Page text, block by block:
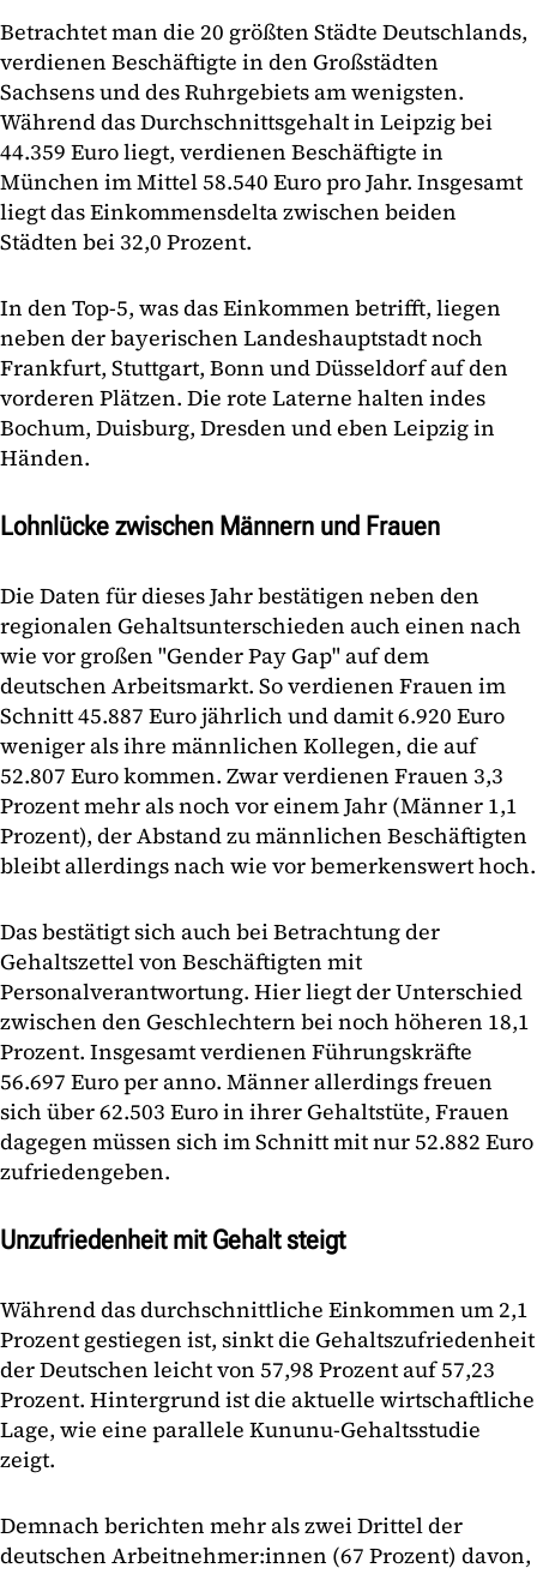
Betrachtet man die 20 größten Städte Deutschlands,
verdienen Beschäftigte in den Großstädten
Sachsens und des Ruhrgebiets am wenigsten.
Während das Durchschnittsgehalt in Leipzig bei
44.359 Euro liegt, verdienen Beschäftigte in
München im Mittel 58.540 Euro pro Jahr. Insgesamt
liegt das Einkommensdelta zwischen beiden
Städten bei 32,0 Prozent.
In den Top-5, was das Einkommen betrifft, liegen
neben der bayerischen Landeshauptstadt noch
Frankfurt, Stuttgart, Bonn und Düsseldorf auf den
vorderen Plätzen. Die rote Laterne halten indes
Bochum, Duisburg, Dresden und eben Leipzig in
Händen.
Lohnlücke zwischen Männern und Frauen
Die Daten für dieses Jahr bestätigen neben den
regionalen Gehaltsunterschieden auch einen nach
wie vor großen "Gender Pay Gap" auf dem
deutschen Arbeitsmarkt. So verdienen Frauen im
Schnitt 45.887 Euro jährlich und damit 6.920 Euro
weniger als ihre männlichen Kollegen, die auf
52.807 Euro kommen. Zwar verdienen Frauen 3,3
Prozent mehr als noch vor einem Jahr (Männer 1,1
Prozent), der Abstand zu männlichen Beschäftigten
bleibt allerdings nach wie vor bemerkenswert hoch.
Das bestätigt sich auch bei Betrachtung der
Gehaltszettel von Beschäftigten mit
Personalverantwortung. Hier liegt der Unterschied
zwischen den Geschlechtern bei noch höheren 18,1
Prozent. Insgesamt verdienen Führungskräfte
56.697 Euro per anno. Männer allerdings freuen
sich über 62.503 Euro in ihrer Gehaltstüte, Frauen
dagegen müssen sich im Schnitt mit nur 52.882 Euro
zufriedengeben.
Unzufriedenheit mit Gehalt steigt
Während das durchschnittliche Einkommen um 2,1
Prozent gestiegen ist, sinkt die Gehaltszufriedenheit
der Deutschen leicht von 57,98 Prozent auf 57,23
Prozent. Hintergrund ist die aktuelle wirtschaftliche
Lage, wie eine parallele Kununu-Gehaltsstudie
zeigt.
Demnach berichten mehr als zwei Drittel der
deutschen Arbeitnehmer:innen (67 Prozent) davon,